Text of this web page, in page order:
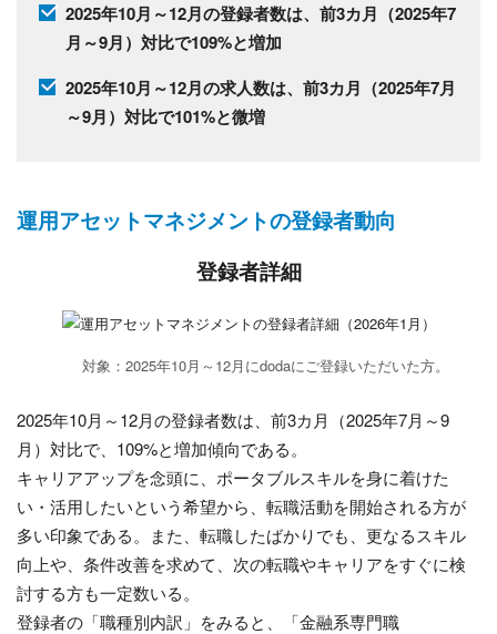
2025年10月～12月の登録者数は、前3カ月（2025年7
月～9月）対比で109%と増加
2025年10月～12月の求人数は、前3カ月（2025年7月
～9月）対比で101%と微増
運用アセットマネジメントの登録者動向
登録者詳細
対象：2025年10月～12月にdodaにご登録いただいた方。
2025年10月～12月の登録者数は、前3カ月（2025年7月～9
月）対比で、109%と増加傾向である。
キャリアアップを念頭に、ポータブルスキルを身に着けた
い・活用したいという希望から、転職活動を開始される方が
多い印象である。また、転職したばかりでも、更なるスキル
向上や、条件改善を求めて、次の転職やキャリアをすぐに検
討する方も一定数いる。
登録者の「職種別内訳」をみると、「金融系専門職